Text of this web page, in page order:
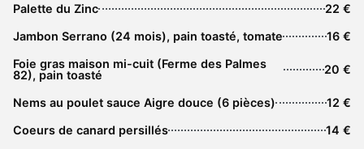
Palette du Zinc
22 €
Jambon Serrano (24 mois), pain toasté, tomate
16 €
Foie gras maison mi-cuit (Ferme des Palmes
82), pain toasté
20 €
Nems au poulet sauce Aigre douce (6 pièces)
12 €
Coeurs de canard persillés
14 €